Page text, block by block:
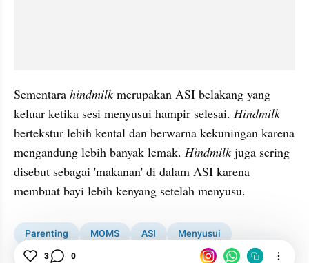
Sementara hindmilk merupakan ASI belakang yang
keluar ketika sesi menyusui hampir selesai. Hindmilk
bertekstur lebih kental dan berwarna kekuningan karena
mengandung lebih banyak lemak. Hindmilk juga sering
disebut sebagai 'makanan' di dalam ASI karena
membuat bayi lebih kenyang setelah menyusu.
Parenting MOMS ASI
Menyusui
Istilah Menyusui
Bayi
3 0